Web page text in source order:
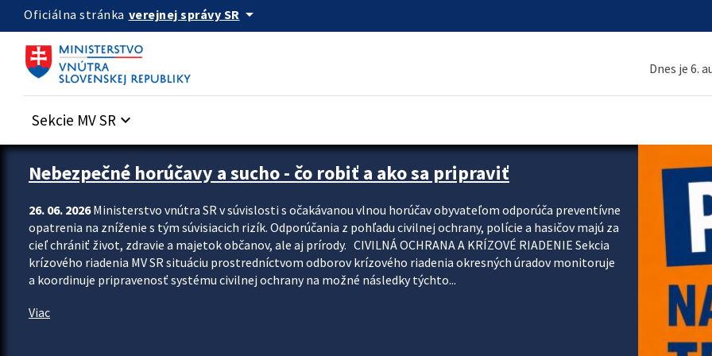
Preskocit na hlavný obsah
Oficiálna stránka verejnej správy SR arrow_drop_down
Dnes je 6.
Sekcie MV SR keyboard_arrow_down
Zastavit automatický posun upútavok
Nebezpečné horúčavy a sucho - čo robiť a ako sa pripraviť
26. 06. 2026Ministerstvo vnútra SR v súvislosti s očakávanou vlnou horúčav obyvateľom odporúča preventívne
opatrenia na zníženie s tým súvisiacich rizík. Odporúčania z pohľadu civilnej ochrany, polície a hasičov majú za
cieľ chrániť život, zdravie a majetok občanov, ale aj prírody. CIVILNÁ OCHRANA A KRÍZOVÉ RIADENIE Sekcia
krízového riadenia MV SR situáciu prostredníctvom odborov krízového riadenia okresných úradov monitoruje
a koordinuje pripravenosť systému civilnej ochrany na možné následky týchto...
Viac